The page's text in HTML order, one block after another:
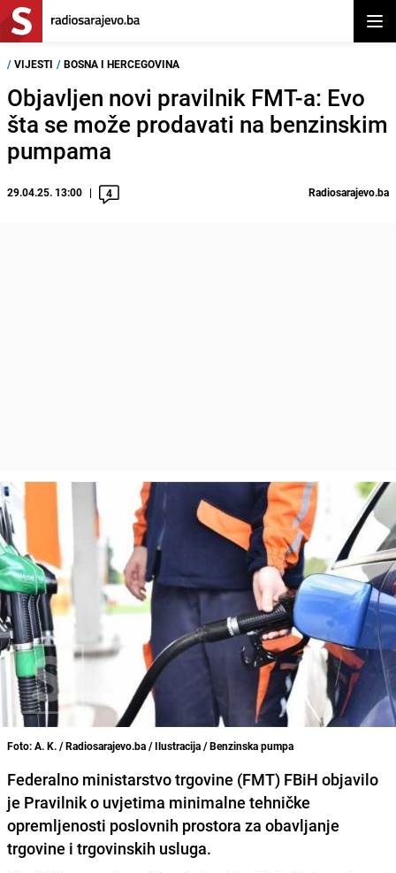
/ VIJESTI / BOSNA I HERCEGOVINA
Objavljen novi pravilnik FMT-a: Evo
šta se može prodavati na benzinskim
pumpama
29.04.25. 13:00 4 Radiosarajevo.ba
Foto: A. K. / Radiosarajevo.ba / Ilustracija / Benzinska pumpa
Federalno ministarstvo trgovine (FMT) FBiH objavilo
je Pravilnik o uvjetima minimalne tehničke
opremljenosti poslovnih prostora za obavljanje
trgovine i trgovinskih usluga.